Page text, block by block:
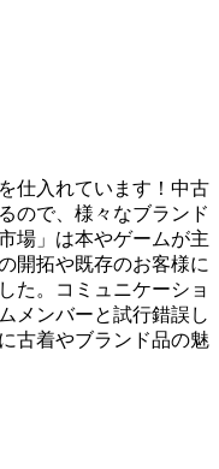
仕入れています！中古
ので、様々なブランド
場」は本やゲームが主
開拓や既存のお客様に
た。コミュニケーショ
メンバーと試行錯誤し
古着やブランド品の魅